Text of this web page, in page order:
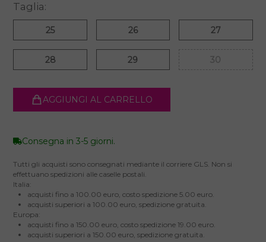
Taglia:
25 26 27
28 29 30
AGGIUNGI AL CARRELLO
Consegna in 3-5 giorni.
Tutti gli acquisti sono consegnati mediante il corriere GLS. Non si
effettuano spedizioni alle caselle postali.
Italia:
acquisti fino a 100.00 euro, costo spedizione 5.00 euro.
acquisti superiori a 100.00 euro, spedizione gratuita.
Europa:
acquisti fino a 150.00 euro, costo spedizione 19.00 euro.
acquisti superiori a 150.00 euro, spedizione gratuita.